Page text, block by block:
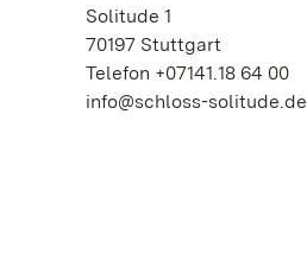
Solitude 1
70197 Stuttgart
Telefon +07141.18 64 00
info@schloss-solitude.de